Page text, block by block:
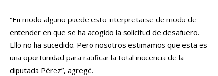
“En modo alguno puede esto interpretarse de modo de
entender en que se ha acogido la solicitud de desafuero.
Ello no ha sucedido. Pero nosotros estimamos que esta es
una oportunidad para ratificar la total inocencia de la
diputada Pérez”, agregó.